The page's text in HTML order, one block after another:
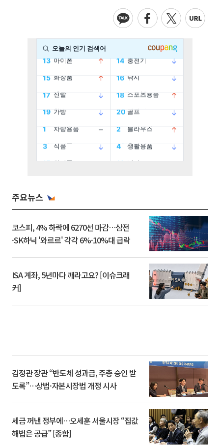
주요뉴스
코스피, 4% 하락에 6270선 마감…삼전
·SK하닉 '와르르' 각각 6%·10%대 급락
ISA 계좌, 5년마다 깨라고요? [이슈크래
커]
김정관 장관 “반도체 성과급, 주총 승인 받
도록”…상법·자본시장법 개정 시사
세금 꺼낸 정부에…오세훈 서울시장 “집값
해법은 공급” [종합]